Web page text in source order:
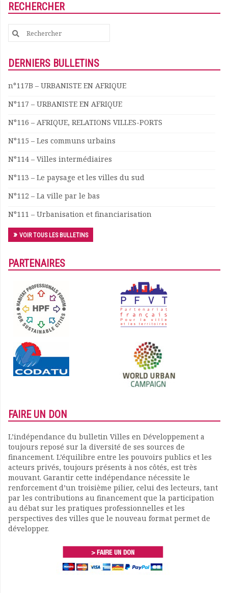
RECHERCHER
Search
for:
DERNIERS BULLETINS
n°117B – URBANISTE EN AFRIQUE
N°117 – URBANISTE EN AFRIQUE
N°116 – AFRIQUE, RELATIONS VILLES-PORTS
N°115 – Les communs urbains
N°114 – Villes intermédiaires
N°113 – Le paysage et les villes du sud
N°112 – La ville par le bas
N°111 – Urbanisation et financiarisation
VOIR TOUS LES BULLETINS
PARTENAIRES
FAIRE UN DON
L’indépendance du bulletin Villes en Développement a
toujours reposé sur la diversité de ses sources de
financement. L’équilibre entre les pouvoirs publics et les
acteurs privés, toujours présents à nos côtés, est très
mouvant. Garantir cette indépendance nécessite le
renforcement d’un troisième pilier, celui des lecteurs, tant
par les contributions au financement que la participation
au débat sur les pratiques professionnelles et les
perspectives des villes que le nouveau format permet de
développer.